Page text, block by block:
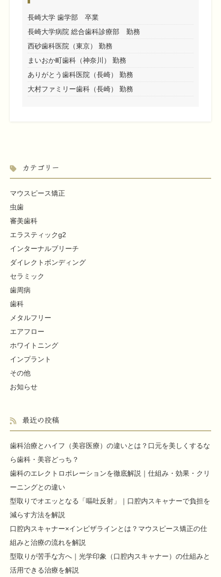
長崎大学 歯学部 卒業
長崎大学病院 総合歯科診療部 勤務
西砂歯科医院（東京） 勤務
まいおか町歯科（神奈川） 勤務
ありがとう歯科医院（長崎） 勤務
大村ファミリー歯科（長崎） 勤務
カテゴリー
マウスピース矯正
虫歯
審美歯科
エラスティックg2
インターナルブリーチ
ダイレクトボンディング
セラミック
歯周病
歯科
メタルフリー
エアフロー
ホワイトニング
インプラント
その他
お知らせ
最近の投稿
歯科治療とハイフ（美容医療）の違いとは？口元を美しくするな
ら歯科・美容どっち？
歯科のエレクトロポレーションを徹底解説｜仕組み・効果・クリ
ーニングとの違い
型取りでオエッとなる「嘔吐反射」｜口腔内スキャナーで負担を
減らす方法を解説
口腔内スキャナー×インビザラインとは？マウスピース矯正の仕
組みと治療の流れを解説
型取りが苦手な方へ｜光学印象（口腔内スキャナー）の仕組みと
活用できる治療を解説